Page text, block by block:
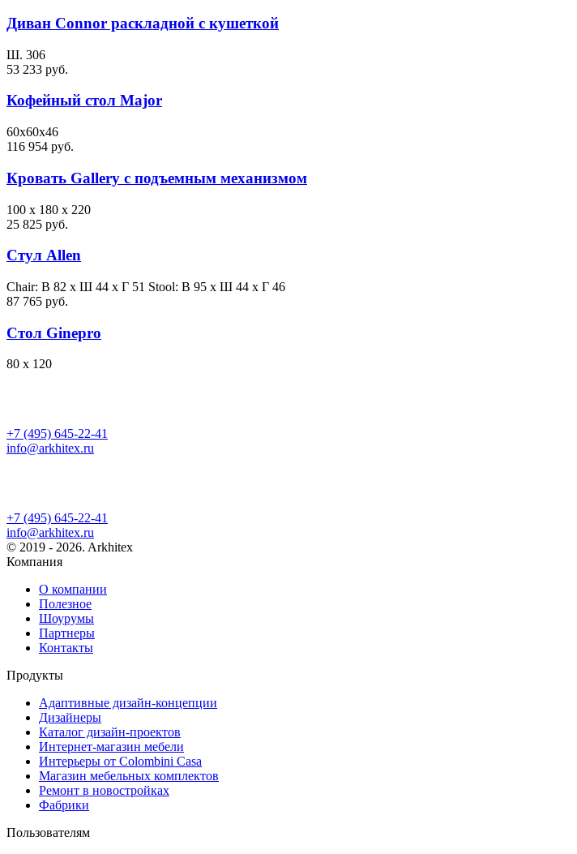
Диван Connor раскладной с кушеткой
Ш. 306
53 233 руб.
Кофейный стол Major
60х60х46
116 954 руб.
Кровать Gallery с подъемным механизмом
100 х 180 х 220
25 825 руб.
Стул Allen
Chair: В 82 х Ш 44 х Г 51 Stool: В 95 х Ш 44 х Г 46
87 765 руб.
Стол Ginepro
80 x 120
+7 (495) 645-22-41
info@arkhitex.ru
+7 (495) 645-22-41
info@arkhitex.ru
© 2019 - 2026. Arkhitex
Компания
О компании
Полезное
Шоурумы
Партнеры
Контакты
Продукты
Адаптивные дизайн-концепции
Дизайнеры
Каталог дизайн-проектов
Интернет-магазин мебели
Интерьеры от Colombini Casa
Магазин мебельных комплектов
Ремонт в новостройках
Фабрики
Пользователям